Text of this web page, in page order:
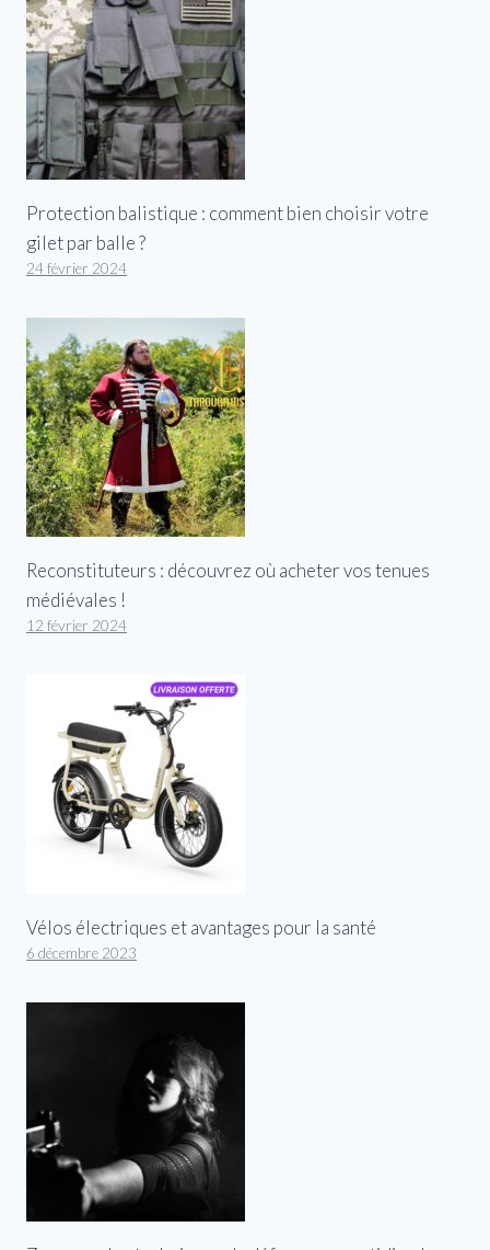
Protection balistique : comment bien choisir votre
gilet par balle ?
24 février 2024
Reconstituteurs : découvrez où acheter vos tenues
médiévales !
12 février 2024
Vélos électriques et avantages pour la santé
6 décembre 2023